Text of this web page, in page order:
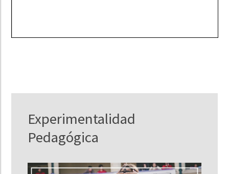
Experimentalidad
Pedagógica